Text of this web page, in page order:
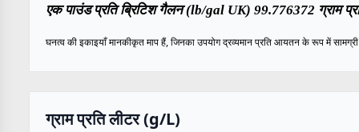
एक पाउंड प्रति ब्रिटिश गैलन (lb/gal UK) 99.776372 ग्राम
घनत्व की इकाइयाँ मानकीकृत माप हैं, जिनका उपयोग द्रव्यमान प्रति आयतन के रूप में
ग्राम प्रति लीटर (g/L)